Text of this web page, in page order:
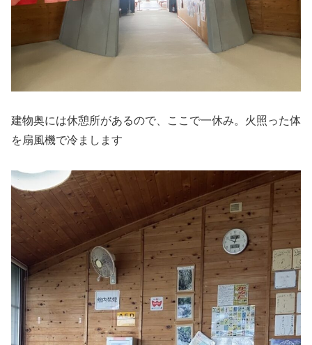
建物奥には休憩所があるので、ここで一休み。火照った体
を扇風機で冷まします